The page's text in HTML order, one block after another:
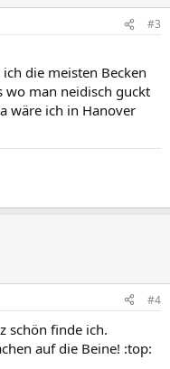
#3
die meisten Becken
wo man neidisch guckt
wäre ich in Hanover
#4
schön finde ich.
auf die Beine! :top: